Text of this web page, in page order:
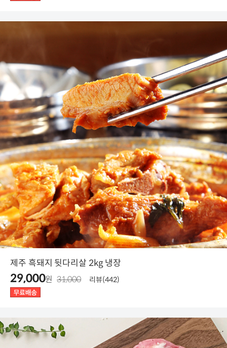
제주 흑돼지 뒷다리살 2kg 냉장
29,000원 31,000 리뷰(442)